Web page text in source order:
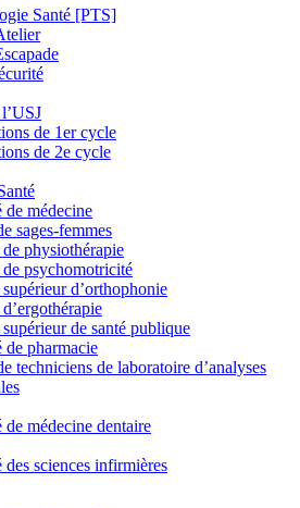
Santé [PTS]
de 1er cycle
de 2e cycle
de médecine
sages-femmes
physiothérapie
psychomotricité
d’orthophonie
de santé publique
de pharmacie
techniciens de laboratoire d’analyses
de médecine dentaire
des sciences infirmières